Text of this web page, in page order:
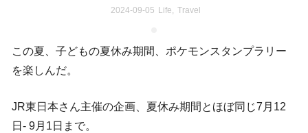
2024-09-05 Life Travel
この夏、子どもの夏休み期間、ポケモンスタンプラリー
を楽しんだ。
JR東日本さん主催の企画、夏休み期間とほぼ同じ7月12
日- 9月1日まで。